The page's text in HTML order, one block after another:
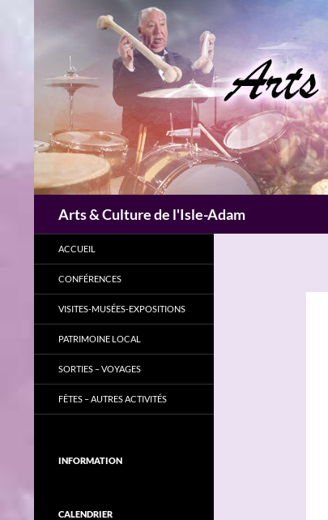
Arts & Culture de l'Isle-Adam
ACCUEIL
CONFÉRENCES
VISITES-MUSÉES-EXPOSITIONS
PATRIMOINE LOCAL
SORTIES – VOYAGES
FÊTES – AUTRES ACTIVITÉS
INFORMATION
CALENDRIER